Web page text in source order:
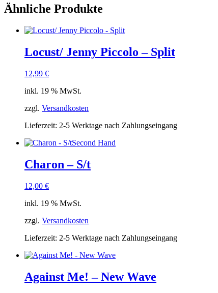
Ähnliche Produkte
Locust/ Jenny Piccolo – Split
12,99 €
inkl. 19 % MwSt.
zzgl. Versandkosten
Lieferzeit: 2-5 Werktage nach Zahlungseingang
Second Hand
Charon – S/t
12,00 €
inkl. 19 % MwSt.
zzgl. Versandkosten
Lieferzeit: 2-5 Werktage nach Zahlungseingang
Against Me! – New Wave